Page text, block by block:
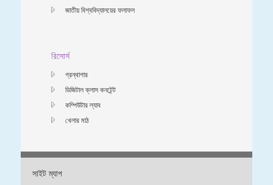
জাতীয় বিশ্ববিদ্যালয়ের ফলাফল
রিসোর্স
গ্রন্থাগার
ডিজিটাল ক্লাস কনটেন্ট
কম্পিউটার ল্যাব
খেলার মাঠ
সাইট ম্যাপ